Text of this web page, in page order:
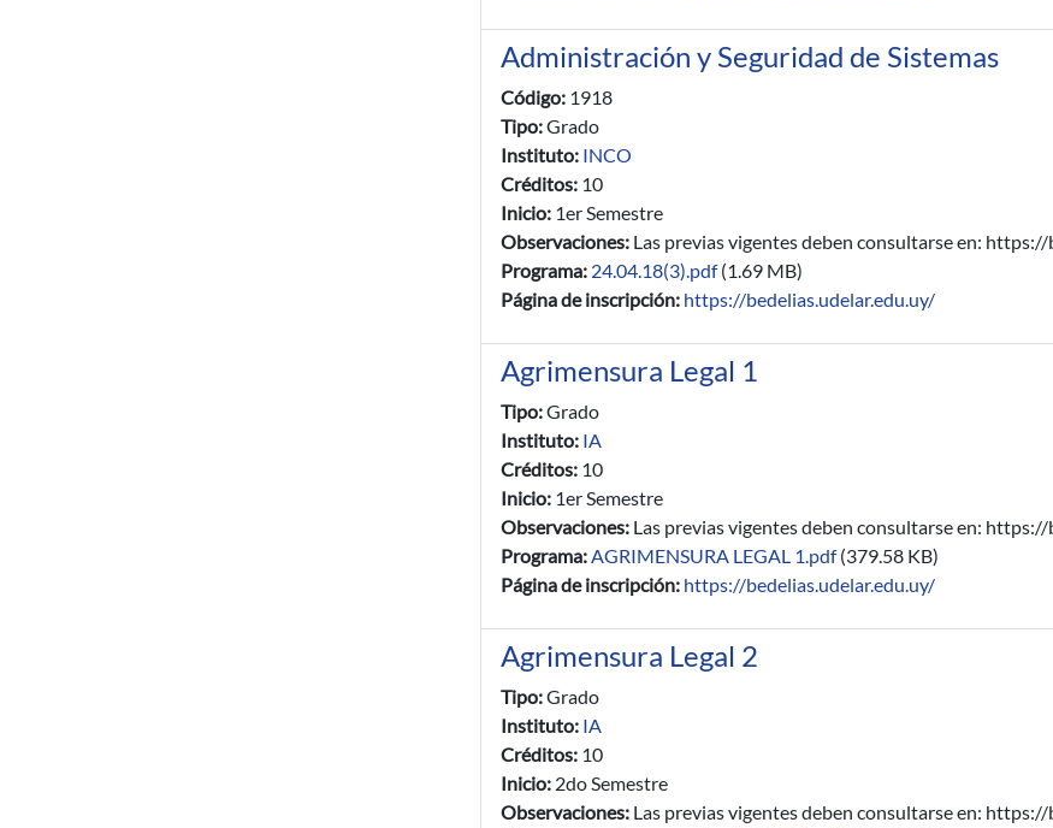
Administración y Seguridad de Sistemas
Código: 1918
Tipo:Grado
Instituto: INCO
Créditos: 10
Inicio: 1er Semestre
Observaciones: Las previas vigentes deben consultarse en:
Programa: 24.04.18(3).pdf (1.69 MB)
Página de inscripción: https://bedelias.udelar.edu.uy/
Agrimensura Legal 1
Tipo:Grado
Instituto: IA
Créditos: 10
Inicio: 1er Semestre
Observaciones: Las previas vigentes deben consultarse en:
Programa:AGRIMENSURA LEGAL 1.pdf (379.58 KB)
Página de inscripción: https://bedelias.udelar.edu.uy/
Agrimensura Legal 2
Tipo:Grado
Instituto: IA
Créditos: 10
Inicio: 2do Semestre
Observaciones: Las previas vigentes deben consultarse en: